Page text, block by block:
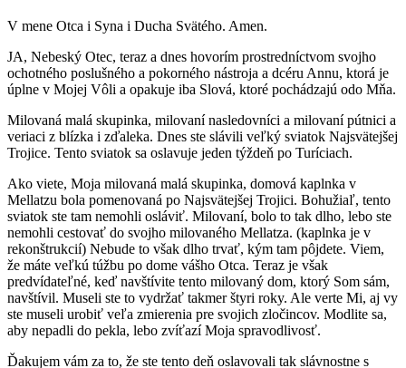
V mene Otca i Syna i Ducha Svätého. Amen.
JA, Nebeský Otec, teraz a dnes hovorím prostredníctvom svojho
ochotného poslušného a pokorného nástroja a dcéru Annu, ktorá je
úplne v Mojej Vôli a opakuje iba Slová, ktoré pochádzajú odo Mňa.
Milovaná malá skupinka, milovaní nasledovníci a milovaní pútnici a
veriaci z blízka i zďaleka. Dnes ste slávili veľký sviatok Najsvätejšej
Trojice. Tento sviatok sa oslavuje jeden týždeň po Turíciach.
Ako viete, Moja milovaná malá skupinka, domová kaplnka v
Mellatzu bola pomenovaná po Najsvätejšej Trojici. Bohužiaľ, tento
sviatok ste tam nemohli osláviť. Milovaní, bolo to tak dlho, lebo ste
nemohli cestovať do svojho milovaného Mellatza. (kaplnka je v
rekonštrukcií) Nebude to však dlho trvať, kým tam pôjdete. Viem,
že máte veľkú túžbu po dome vášho Otca. Teraz je však
predvídateľné, keď navštívite tento milovaný dom, ktorý Som sám,
navštívil. Museli ste to vydržať takmer štyri roky. Ale verte Mi, aj vy
ste museli urobiť veľa zmierenia pre svojich zločincov. Modlite sa,
aby nepadli do pekla, lebo zvíťazí Moja spravodlivosť.
Ďakujem vám za to, že ste tento deň oslavovali tak slávnostne s